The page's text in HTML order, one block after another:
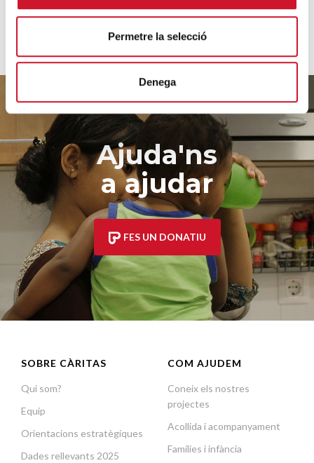
Permetre la selecció
Denega
Ajuda'ns
a ajudar
FES UN DONATIU
SOBRE CÀRITAS
Qui som?
Equip
Orientacions estratègiques
Dades rellevants 2025
COM AJUDEM
Coneix els nostres
projectes
Acollida i acompanyament
Famílies i infància